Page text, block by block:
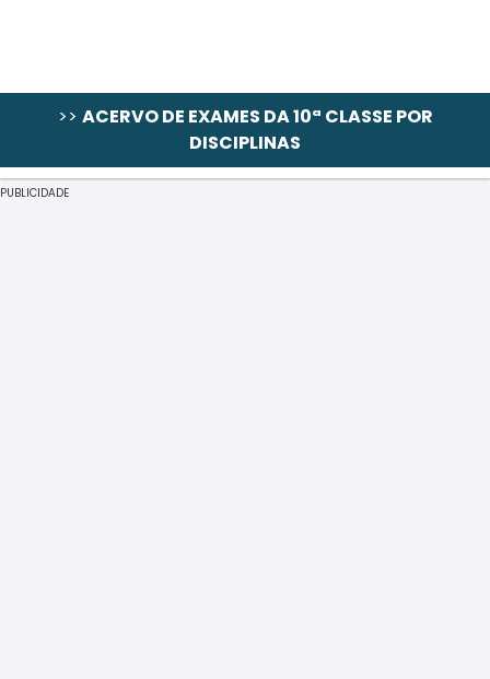
>> ACERVO DE EXAMES DA 10ª CLASSE POR
DISCIPLINAS
PUBLICIDADE